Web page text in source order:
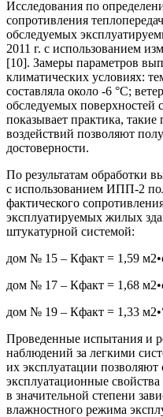
Исследования по
сопротивления
обследуемых
2011 г. с использованием
[10]. Замеры параметров
климатических условиях:
составляла около -6 °С;
обследуемых поверхностей
показывает практика,
воздействий позволяют
достоверности.
По результатам обработки
с использованием ИПП-2
фактического
эксплуатируемых жилых
штукатурной системой:
дом № 15 – Кфакт = 1,59
дом № 17 – Кфакт = 1,68
дом № 19 – Кфакт = 1,33
Проведенные испытания и
наблюдений за легкими
их эксплуатации позволяют
эксплуатационные
в значительной степени
влажностного режима